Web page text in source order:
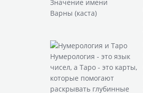
Значение имени
Варны (каста)
Нумерология - это язык
чисел, а Таро - это карты,
которые помогают
раскрывать глубинные